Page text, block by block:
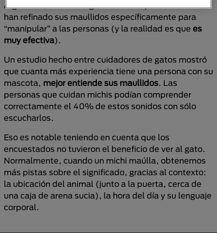
Algunos científicos llegaron a decir que los michis
han refinado sus maullidos específicamente para
“manipular” a las personas (y la realidad es que es
muy efectiva).
Un estudio hecho entre cuidadores de gatos mostró
que cuanta más experiencia tiene una persona con su
mascota, mejor entiende sus maullidos. Las
personas que cuidan michis podían comprender
correctamente el 40% de estos sonidos con sólo
escucharlos.
Eso es notable teniendo en cuenta que los
encuestados no tuvieron el beneficio de ver al gato.
Normalmente, cuando un michi maúlla, obtenemos
más pistas sobre el significado, gracias al contexto:
la ubicación del animal (junto a la puerta, cerca de
una caja de arena sucia), la hora del día y su lenguaje
corporal.